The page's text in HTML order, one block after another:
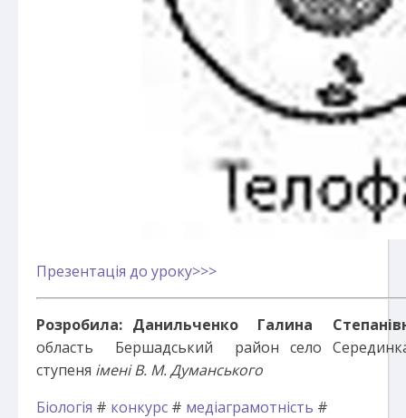
Презентація до уроку>>>
Розробила: Данильченко Галина
область Бершадський район село
ступеня імені В. М. Думанського
Біологія # конкурс # медіаграмотність #